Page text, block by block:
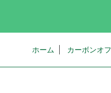
ホーム カーボンオ